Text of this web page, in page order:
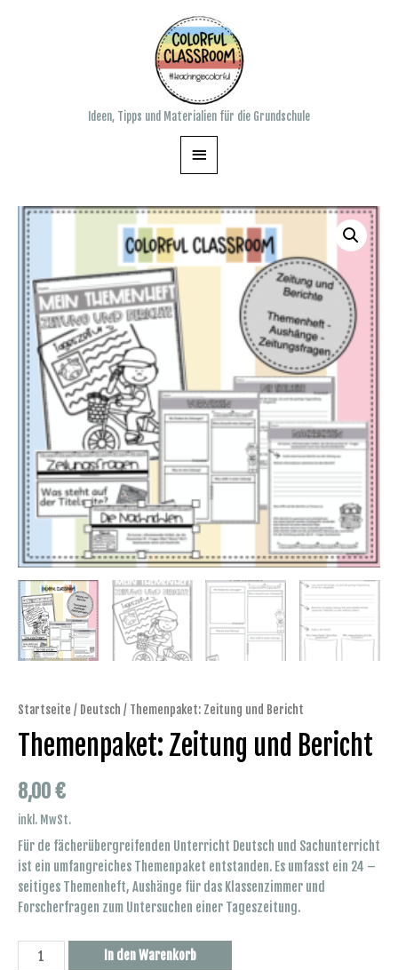
Ideen, Tipps und Materialien für die Grundschule
Hauptmenü
Startseite / Deutsch / Themenpaket: Zeitung und Bericht
Themenpaket: Zeitung und Bericht
8,00€
inkl. MwSt.
Für de fächerübergreifenden Unterricht Deutsch und Sachunterricht
ist ein umfangreiches Themenpaket entstanden. Es umfasst ein 24 –
seitiges Themenheft, Aushänge für das Klassenzimmer und
Forscherfragen zum Untersuchen einer Tageszeitung.
Themenpaket:
In den Warenkorb